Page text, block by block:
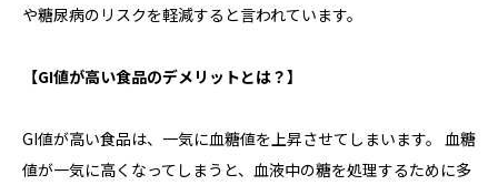
や糖尿病のリスクを軽減すると言われています。
【GI値が高い食品のデメリットとは？】
GI値が高い食品は、一気に血糖値を上昇させてしまいます。 血糖
値が一気に高くなってしまうと、血液中の糖を処理するために多